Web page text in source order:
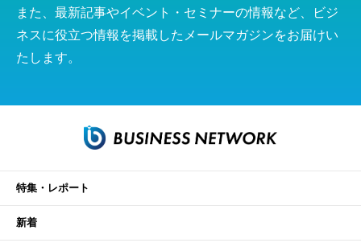
また、最新記事やイベント・セミナーの情報など、ビジ
ネスに役立つ情報を掲載したメールマガジンをお届けい
たします。
特集・レポート
新着